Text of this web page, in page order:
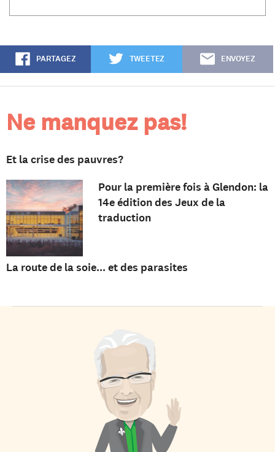
PARTAGEZ TWEETEZ ENVOYEZ
Ne manquez pas!
Et la crise des pauvres?
Pour la première fois à Glendon: la
14e édition des Jeux de la
traduction
La route de la soie... et des parasites